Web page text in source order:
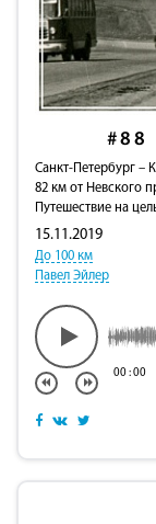
#88
Санкт-Петербург –
82 км от Невского
Путешествие на
15.11.2019
До 100 км
Павел Эйлер
00:00